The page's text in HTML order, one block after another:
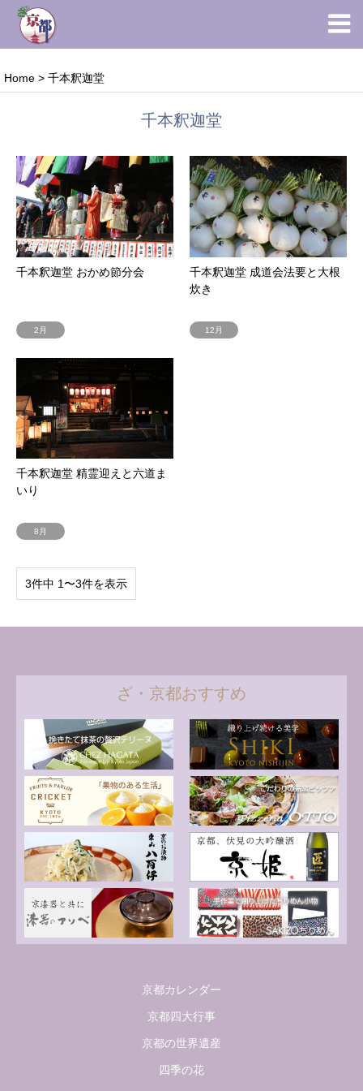
Home > 千本釈迦堂
千本釈迦堂
千本釈迦堂 おかめ節分会
2月
千本釈迦堂 成道会法要と大根
炊き
12月
千本釈迦堂 精霊迎えと六道ま
いり
8月
3件中 1〜3件を表示
ざ・京都おすすめ
京都カレンダー
京都四大行事
京都の世界遺産
四季の花